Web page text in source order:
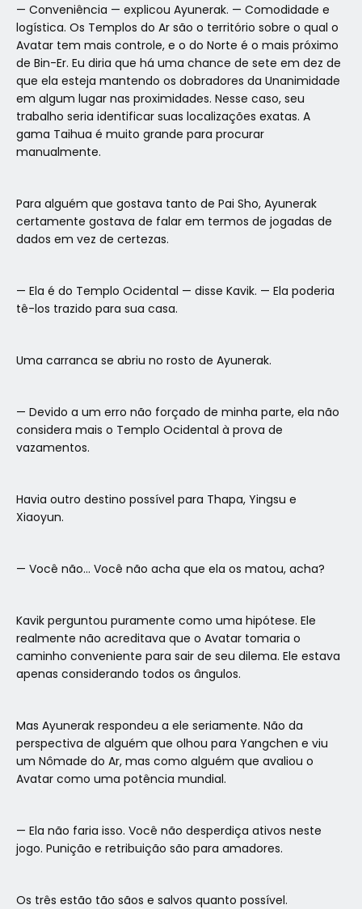
— Conveniência — explicou Ayunerak. — Comodidade e
logística. Os Templos do Ar são o território sobre o qual o
Avatar tem mais controle, e o do Norte é o mais próximo
de Bin-Er. Eu diria que há uma chance de sete em dez de
que ela esteja mantendo os dobradores da Unanimidade
em algum lugar nas proximidades. Nesse caso, seu
trabalho seria identificar suas localizações exatas. A
gama Taihua é muito grande para procurar
manualmente.
Para alguém que gostava tanto de Pai Sho, Ayunerak
certamente gostava de falar em termos de jogadas de
dados em vez de certezas.
— Ela é do Templo Ocidental — disse Kavik. — Ela poderia
tê-los trazido para sua casa.
Uma carranca se abriu no rosto de Ayunerak.
— Devido a um erro não forçado de minha parte, ela não
considera mais o Templo Ocidental à prova de
vazamentos.
Havia outro destino possível para Thapa, Yingsu e
Xiaoyun.
— Você não… Você não acha que ela os matou, acha?
Kavik perguntou puramente como uma hipótese. Ele
realmente não acreditava que o Avatar tomaria o
caminho conveniente para sair de seu dilema. Ele estava
apenas considerando todos os ângulos.
Mas Ayunerak respondeu a ele seriamente. Não da
perspectiva de alguém que olhou para Yangchen e viu
um Nômade do Ar, mas como alguém que avaliou o
Avatar como uma potência mundial.
— Ela não faria isso. Você não desperdiça ativos neste
jogo. Punição e retribuição são para amadores.
Os três estão tão sãos e salvos quanto possível.